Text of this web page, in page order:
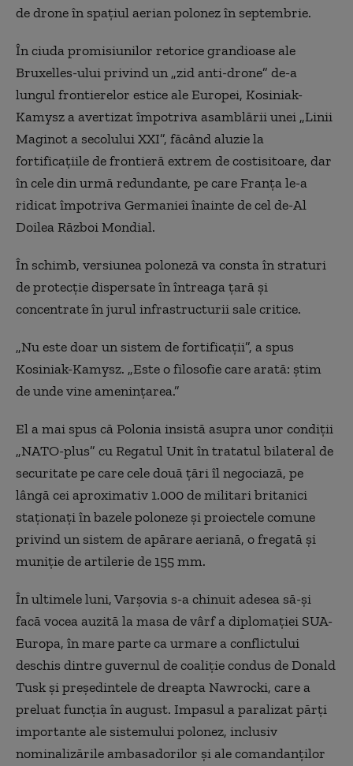
de drone în spațiul aerian polonez în septembrie.
În ciuda promisiunilor retorice grandioase ale
Bruxelles-ului privind un „zidanti-drone” de-a
lungul frontierelor estice ale Europei, Kosiniak-
Kamysz a avertizat împotriva asamblării unei „Linii
Maginot a secolului XXI”, făcând aluzie la
fortificațiile de frontieră extrem de costisitoare, dar
în cele din urmă redundante, pe care Franța le-a
ridicat împotriva Germaniei înainte de cel de-Al
Doilea Război Mondial.
În schimb, versiunea poloneză va consta în straturi
de protecție dispersate în întreaga țară și
concentrate în jurul infrastructurii sale critice.
„Nu este doar un sistem de fortificații”, a spus
Kosiniak-Kamysz. „Este ofilosofiecare arată: știm
de unde vine amenințarea.”
El a mai spus că Polonia insistă asupra unor condiții
„NATO-plus” cu Regatul Unit în tratatul bilateral de
securitate pe care cele două țări îl negociază, pe
lângă cei aproximativ 1.000 de militari britanici
staționați în bazele poloneze și proiectele comune
privind un sistem de apărare aeriană, o fregată și
muniție de artilerie de 155 mm.
În ultimele luni, Varșovia s-a chinuit adesea să-și
facă vocea auzită la masa de vârf a diplomației SUA-
Europa, în mare parteca urmare aconflictului
deschis dintre guvernul de coaliție condus de Donald
Tusk și președintele de dreapta Nawrocki, care a
preluat funcția în august. Impasul a paralizat părți
importante ale sistemului polonez, inclusiv
nominalizările ambasadorilor și ale comandanților